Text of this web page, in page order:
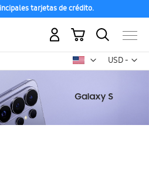
tarjetas de crédito.
USD -
dólar
Mi carrito